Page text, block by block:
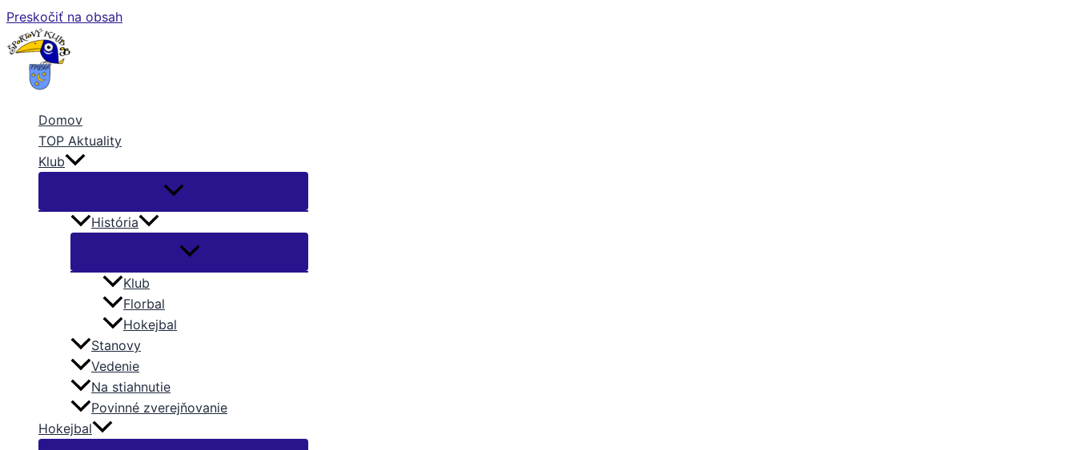
Preskočiť na obsah
Domov
TOP Aktuality
Klub
História
Klub
Florbal
Hokejbal
Stanovy
Vedenie
Na stiahnutie
Povinné zverejňovanie
Hokejbal